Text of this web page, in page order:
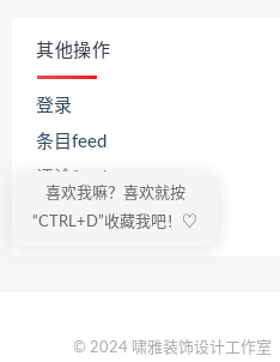
其他操作
登录
条目feed
WordPress.org
© 2024 啸雅装饰设计工作室
喜欢我嘛？喜欢就按
“CTRL+D”收藏我吧！♡